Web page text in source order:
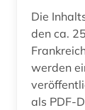
Die
den ca.
werden
als PDF-